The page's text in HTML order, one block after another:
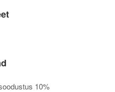
10%